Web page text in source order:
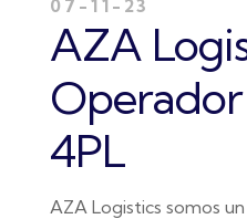
07-11-23
AZA
4PL
AZA Logistics somos